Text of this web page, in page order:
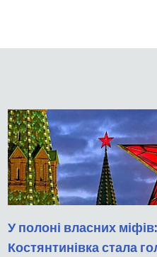
У полоні власних
Костянтинівка стала